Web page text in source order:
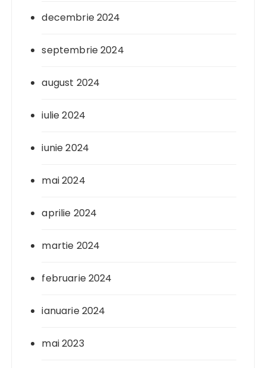
decembrie 2024
septembrie 2024
august 2024
iulie 2024
iunie 2024
mai 2024
aprilie 2024
martie 2024
februarie 2024
ianuarie 2024
mai 2023